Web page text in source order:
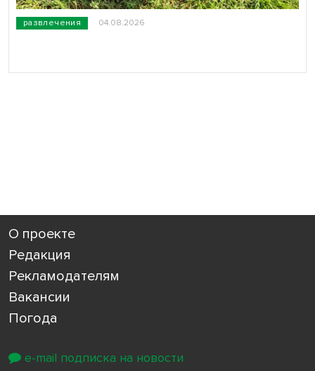
развлечения 04.08.2026
О проекте
Редакция
Рекламодателям
Вакансии
Погода
e-mail подписка на новости